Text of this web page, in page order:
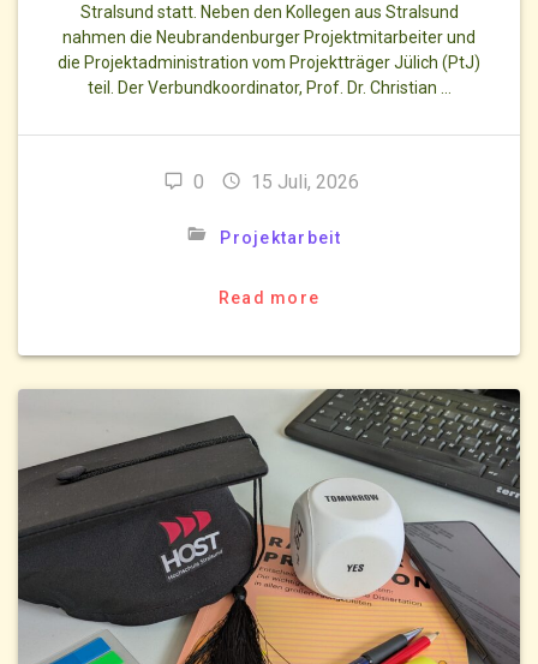
Stralsund statt. Neben den Kollegen aus Stralsund
nahmen die Neubrandenburger Projektmitarbeiter und
die Projektadministration vom Projektträger Jülich (PtJ)
teil. Der Verbundkoordinator, Prof. Dr. Christian …
0 15 Juli, 2026
Projektarbeit
Read more